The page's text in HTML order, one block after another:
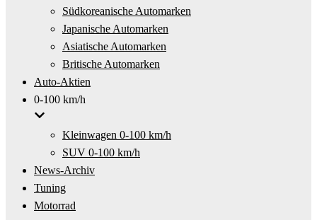
Südkoreanische Automarken
Japanische Automarken
Asiatische Automarken
Britische Automarken
Auto-Aktien
0-100 km/h
Kleinwagen 0-100 km/h
SUV 0-100 km/h
News-Archiv
Tuning
Motorrad